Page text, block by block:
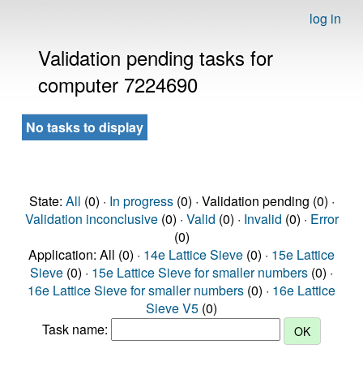
log in
Validation pending tasks for
computer 7224690
No tasks to display
State: All (0) · In progress(0) · Validation pending (0) ·
Validation inconclusive(0) · Valid (0) · Invalid (0) · Error
(0)
Application: All (0) · 14e Lattice Sieve (0) · 15e Lattice
Sieve (0) · 15e Lattice Sieve for smaller numbers (0) ·
16e Lattice Sieve for smaller numbers (0) · 16e Lattice
Sieve V5 (0)
Task name: